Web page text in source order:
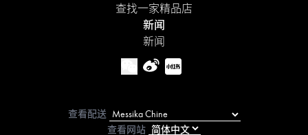
查找一家精品店
新闻
新闻
查看配送
查看网站